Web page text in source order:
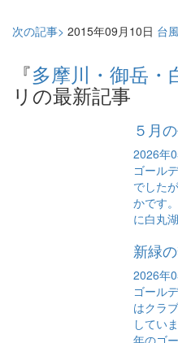
次の記事> 2015年09月10日 台
『多摩川・御岳・
リの最新記事
５月
2026年
ゴール
でした
かです
に白丸
新緑
2026年
ゴール
はクラ
してい